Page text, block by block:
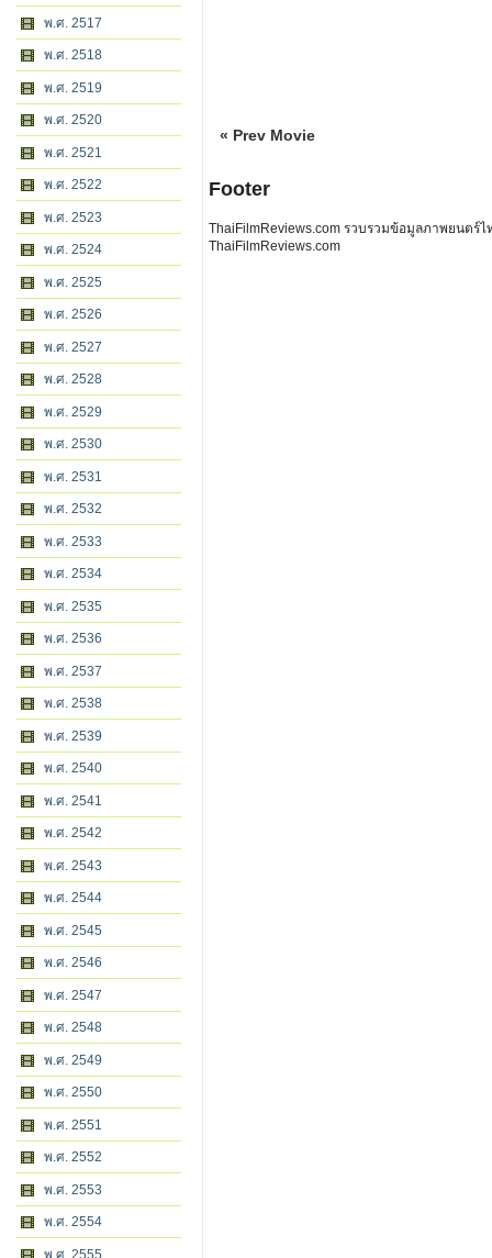
พ.ศ. 2517
พ.ศ. 2518
พ.ศ. 2519
พ.ศ. 2520
พ.ศ. 2521
พ.ศ. 2522
พ.ศ. 2523
พ.ศ. 2524
พ.ศ. 2525
พ.ศ. 2526
พ.ศ. 2527
พ.ศ. 2528
พ.ศ. 2529
พ.ศ. 2530
พ.ศ. 2531
พ.ศ. 2532
พ.ศ. 2533
พ.ศ. 2534
พ.ศ. 2535
พ.ศ. 2536
พ.ศ. 2537
พ.ศ. 2538
พ.ศ. 2539
พ.ศ. 2540
พ.ศ. 2541
พ.ศ. 2542
พ.ศ. 2543
พ.ศ. 2544
พ.ศ. 2545
พ.ศ. 2546
พ.ศ. 2547
พ.ศ. 2548
พ.ศ. 2549
พ.ศ. 2550
พ.ศ. 2551
พ.ศ. 2552
พ.ศ. 2553
พ.ศ. 2554
พ.ศ. 2555
« Prev Movie
Footer
ThaiFilmReviews.com รวบรวมข้อมูลภาพยนตร์
ThaiFilmReviews.com